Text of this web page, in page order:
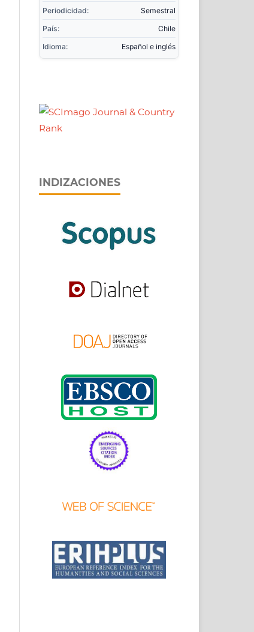
Periodicidad:
Semestral
País:
Chile
Idioma:
Español e inglés
INDIZACIONES